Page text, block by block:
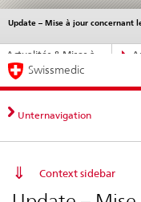
Navigation
directe:
actualités,
juridiques,
Actualités & Mises à
Update – Mise à jour concernant
Service
Navigation
Swissmedic
Unternavigation
Context sidebar